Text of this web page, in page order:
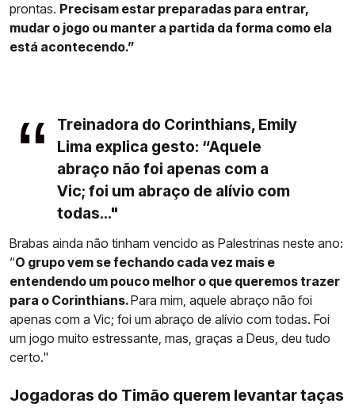
prontas. Precisam estar preparadas para entrar,
mudar o jogo ou manter a partida da forma como ela
está acontecendo.”
Treinadora do Corinthians, Emily
Lima explica gesto: “Aquele
abraço não foi apenas com a
Vic; foi um abraço de alívio com
todas..."
Brabas ainda não tinham vencido as Palestrinas neste ano:
“O grupo vem se fechando cada vez mais e
entendendo um pouco melhor o que queremos trazer
para o Corinthians.Para mim, aquele abraço não foi
apenas com a Vic; foi um abraço de alívio com todas. Foi
um jogo muito estressante, mas, graças a Deus, deu tudo
certo."
Jogadoras do Timão querem levantar taças